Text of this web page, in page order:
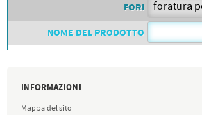
FORI
NOME DEL PRODOTTO
INFORMAZIONI
Mappa del sito